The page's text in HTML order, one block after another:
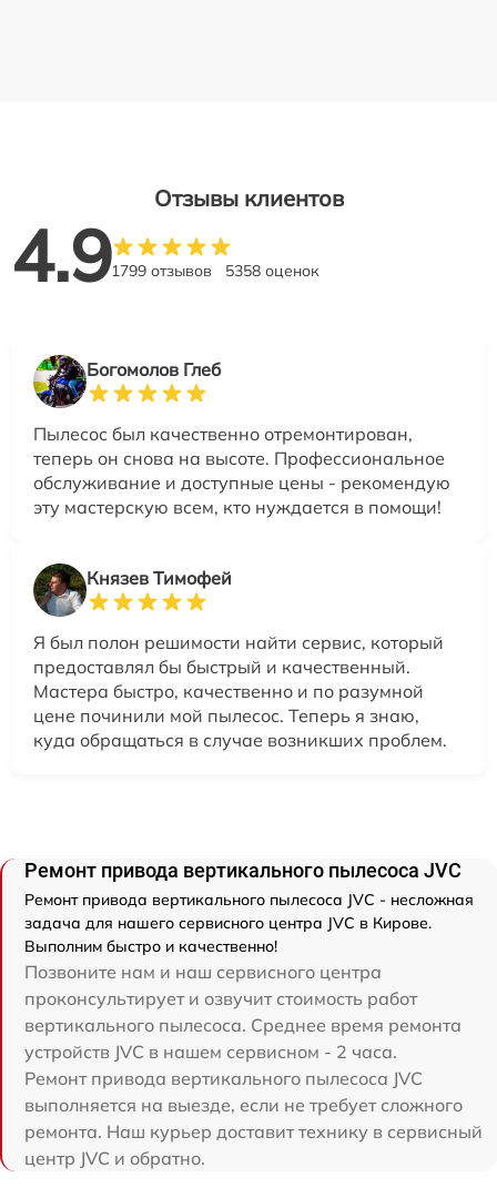
Отзывы клиентов
4.91799 отзывов 5358 оценок
Богомолов Глеб
Пылесос был качественно отремонтирован,
теперь он снова на высоте. Профессиональное
обслуживание и доступные цены - рекомендую
эту мастерскую всем, кто нуждается в помощи!
Князев Тимофей
Я был полон решимости найти сервис, который
предоставлял бы быстрый и качественный.
Мастера быстро, качественно и по разумной
цене починили мой пылесос. Теперь я знаю,
куда обращаться в случае возникших проблем.
Ремонт привода вертикального пылесоса JVC
Ремонт привода вертикального пылесоса JVC - несложная
задача для нашего сервисного центра JVC в Кирове.
Выполним быстро и качественно!
Позвоните нам и наш сервисного центра
проконсультирует и озвучит стоимость работ
вертикального пылесоса. Среднее время ремонта
устройств JVC в нашем сервисном - 2 часа.
Ремонт привода вертикального пылесоса JVC
выполняется на выезде, если не требует сложного
ремонта. Наш курьер доставит технику в сервисный
центр JVC и обратно.